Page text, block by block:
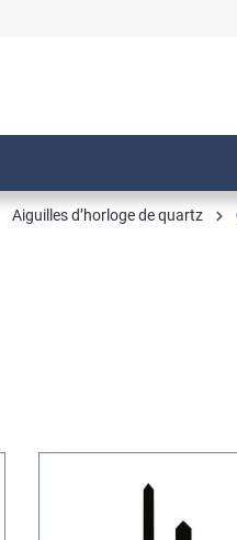
Aiguilles d’horloge de quartz